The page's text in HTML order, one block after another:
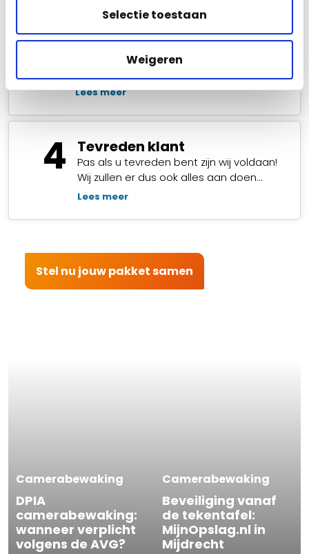
Selectie toestaan
Weigeren
3 Montage camera’s
eigen monteurs vakkundig worden
geïnstalleerd. Door onze kennis en
Lees meer
4 Tevreden klant
Pas als u tevreden bent zijn wij voldaan!
Wij zullen er dus ook alles aan doen…
Lees meer
Stel nu jouw pakket samen
Camerabewaking
DPIA
camerabewaking:
wanneer verplicht
volgens de AVG?
Camerabewaking
Beveiliging vanaf
de tekentafel:
MijnOpslag.nl in
Mijdrecht